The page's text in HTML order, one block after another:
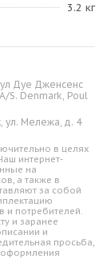
3.2 кг
Дуе Дженсенс
S. Denmark, Poul
ул. Мележа, д. 4
в целях
интернет-
на
а также в
за собой
и потребителей.
и заранее
и
просьба,
оформления